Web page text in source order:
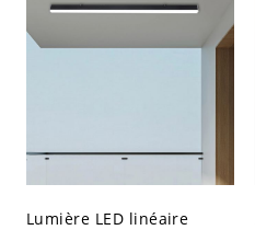
Lumière LED linéaire